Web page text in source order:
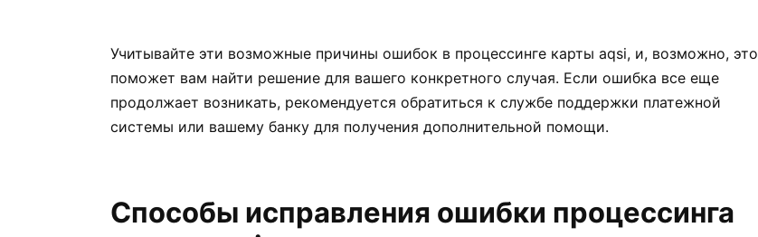
Учитывайте эти возможные причины ошибок в процессинге карты aqsi, и, возможно, это
поможет вам найти решение для вашего конкретного случая. Если ошибка все еще
продолжает возникать, рекомендуется обратиться к службе поддержки платежной
системы или вашему банку для получения дополнительной помощи.
Способы исправления ошибки процессинга